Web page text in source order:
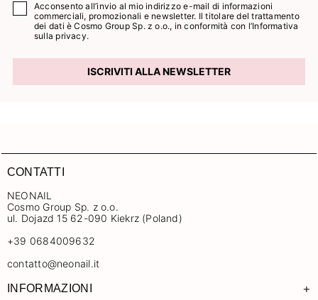
Acconsento all’invio al mio indirizzo e-mail di informazioni
commerciali, promozionali e newsletter. Il titolare del trattamento
dei dati è Cosmo Group Sp. z o.o., in conformità con l’Informativa
sulla privacy.
ISCRIVITI ALLA NEWSLETTER
CONTATTI
NEONAIL
Cosmo Group Sp. z o.o.
ul. Dojazd 15 62-090 Kiekrz (Poland)
+39 0684009632
contatto@neonail.it
INFORMAZIONI +